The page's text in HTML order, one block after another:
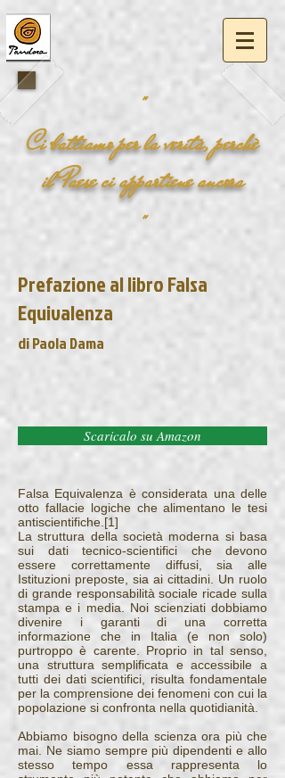
"
Ci battiamo per laverità, perchè
ilPaeseci appartiene ancora
"
Prefazione al libro Falsa
Equivalenza
di Paola Dama
Scaricalo su Amazon
Falsa Equivalenza è considerata una delle
otto fallacie logiche che alimentano le tesi
antiscientifiche.[1]
La struttura della società moderna si basa
sui dati tecnico-scientifici che devono
essere correttamente diffusi, sia alle
Istituzioni preposte, sia ai cittadini. Un ruolo
di grande responsabilità sociale ricade sulla
stampa e i media. Noi scienziati dobbiamo
divenire i garanti di una corretta
informazione che in Italia (e non solo)
purtroppo è carente. Proprio in tal senso,
una struttura semplificata e accessibile a
tutti dei dati scientifici, risulta fondamentale
per la comprensione dei fenomeni con cui la
popolazione si confronta nella quotidianità.
Abbiamo bisogno della scienza ora più che
mai. Ne siamo sempre più dipendenti e allo
stesso tempo essa rappresenta lo